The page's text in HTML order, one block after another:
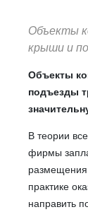
Объекты
крыши и
Объекты
подъезды
В теории
фирмы
размещения
практике
направить